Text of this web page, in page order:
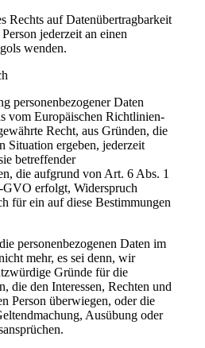
Rechts auf Datenübertragbarkeit
jederzeit an einen
wenden.
personenbezogener Daten
vom Europäischen Richtlinien-
Recht, aus Gründen, die
Situation ergeben, jederzeit
betreffender
die aufgrund von Art. 6 Abs. 1
GVO erfolgt, Widerspruch
für ein auf diese Bestimmungen
personenbezogenen Daten im
mehr, es sei denn, wir
Gründe für die
die den Interessen, Rechten und
Person überwiegen, oder die
Ausübung oder